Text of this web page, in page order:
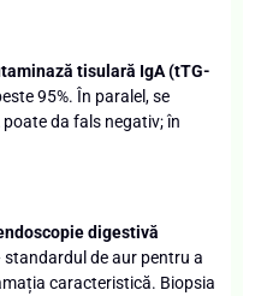
tisulară IgA (tTG-
95%. În paralel, se
da fals negativ; în
digestivă
de aur pentru a
caracteristică. Biopsia